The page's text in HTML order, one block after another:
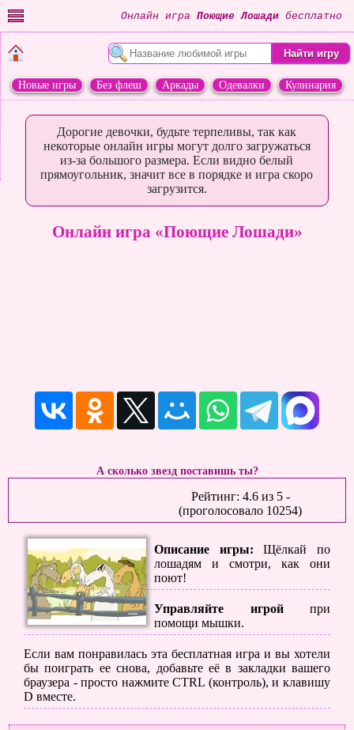
Онлайн игра Поющие Лошади бесплатно
Новые игры Без флеш Аркады Одевалки
Кулинария
Дорогие девочки, будьте терпеливы, так как
некоторые онлайн игры могут долго загружаться
из-за большого размера. Если видно белый
прямоугольник, значит все в порядке и игра скоро
загрузится.
Онлайн игра «Поющие Лошади»
А сколько звезд поставишь ты?
Рейтинг: 4.6из 5-
(проголосовало 10254)
Описание игры: Щёлкай по
лошадям и смотри, как они
поют!
Управляйте игройпри
помощи мышки.
Если вам понравилась эта бесплатная игра и вы хотели
бы поиграть ее снова, добавьте её в закладки вашего
браузера - просто нажмите CTRL (контроль), и клавишу
D вместе.